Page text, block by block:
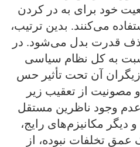
خود برای به در کردن
می‌کنند. بدین ترتیب،
قدرت بدل می‌شود. در
به کل نظام سیاسی
آن تحت تأثیر حس
مصونیت از تعقیب زیر
وجود ناظرین مستقل
دیگر مکانیزم‌های رایج،
عمق تخلفات نبوده، از